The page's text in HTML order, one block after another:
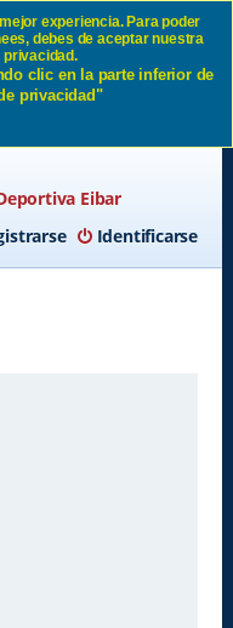
SD Eibar
Eibar
Identificarse
experiencia. Para poder
debes de aceptar nuestra
privacidad.
clic en la parte inferior de
privacidad"